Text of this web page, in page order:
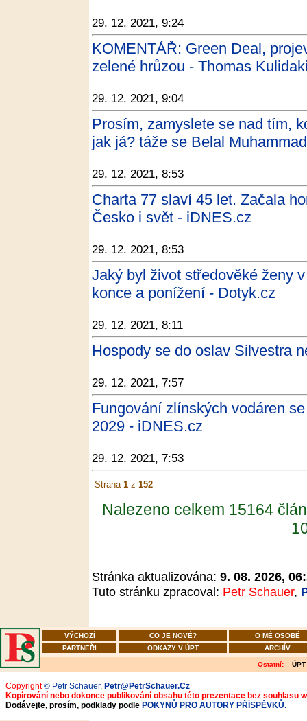
29. 12. 2021, 9:24
KOMENTÁŘ: Green Deal,
zelené hrůzou - Thomas
29. 12. 2021, 9:04
Prosím, zamyslete se nad tím,
jak já? táže se Belal
29. 12. 2021, 8:53
Charta 77 slaví 45 let. Začala
Česko i svět - iDNES.cz
29. 12. 2021, 8:53
Jaký byl život středověké ženy
konce a ponížení - Dotyk.cz
29. 12. 2021, 8:11
Hospody se do oslav Silvestra
29. 12. 2021, 7:57
Fungování zlínských vodáren
2029 - iDNES.cz
29. 12. 2021, 7:53
Strana 1 z 152
Nalezeno celkem 15164
Stránka aktualizována: 9. 08. 2026,
Tuto stránku zpracoval: Petr Schauer,
VÝCHOZÍ CO JE NOVÉ?
O MÉ OSOBĚ
PARTNEŘI
ODKAZY V ÚPT ARCHÍV
Ostatní: ÚPT
Copyright© Petr Schauer, Petr@PetrSchauer.Cz
Kopírování nebo dokonce publikování obsahu této prezentace bez souhlasu
Dodávejte, prosím, podklady podle POKYNŮ PRO AUTORY PŘÍSPĚVKŮ.